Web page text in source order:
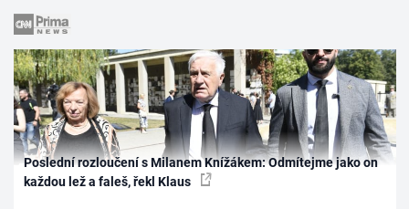
Poslední rozloučení s Milanem Knížákem: Odmítejme jako on
každou lež a faleš, řekl Klaus